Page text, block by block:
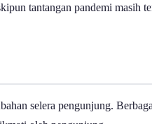
tantangan pandemi masih
selera pengunjung.